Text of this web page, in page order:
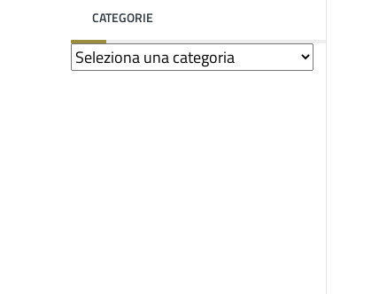
CATEGORIE